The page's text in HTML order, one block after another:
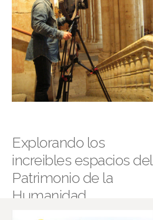
Explorando los
increibles espacios del
Patrimonio de la
Humanidad